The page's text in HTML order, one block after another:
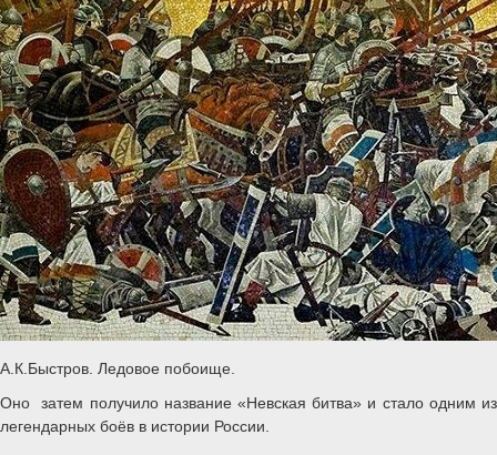
А.К.Быстров. Ледовое побоище.
Оно затем получило название «Невская битва» и стало одним из
легендарных боёв в истории России.